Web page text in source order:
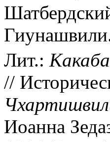
Лит.:
//
Иоанна